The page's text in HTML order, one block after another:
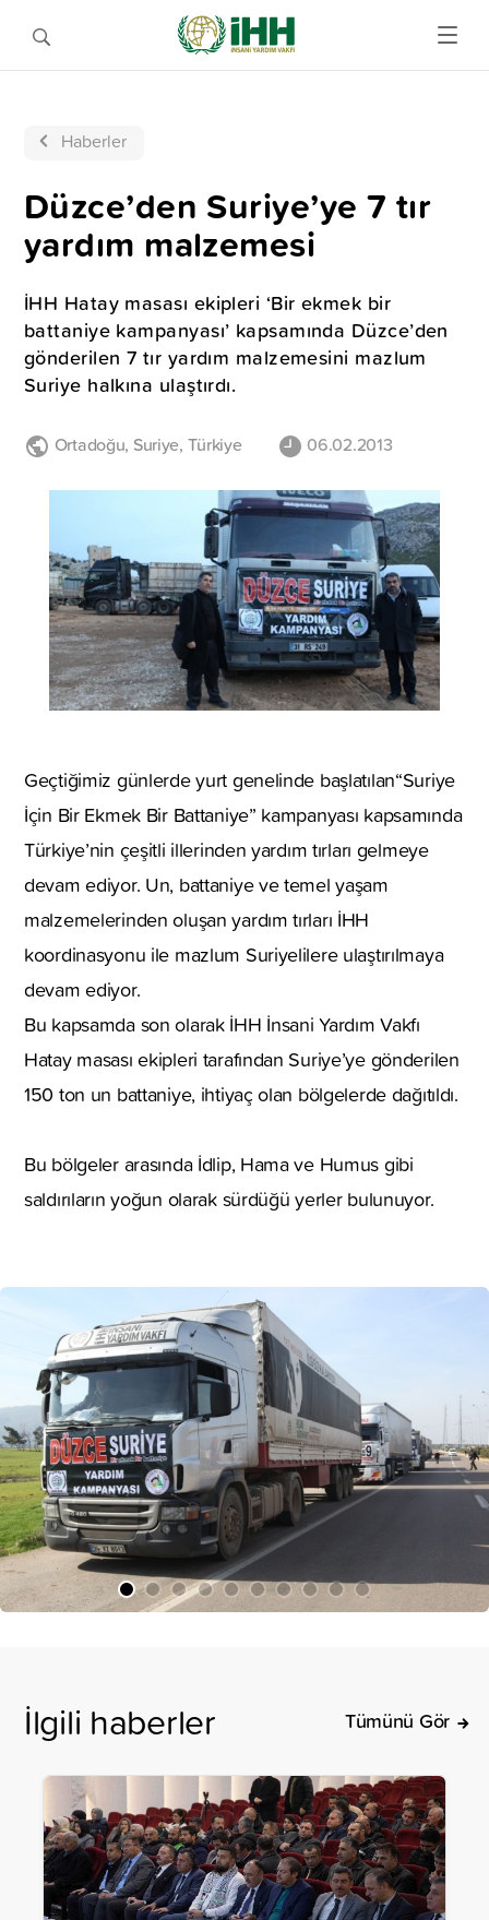
Haberler
Düzce’den Suriye’ye 7 tır
yardım malzemesi
İHH Hatay masası ekipleri ‘Bir ekmek bir
battaniye kampanyası’ kapsamında Düzce’den
gönderilen 7 tır yardım malzemesini mazlum
Suriye halkına ulaştırdı.
Ortadoğu, Suriye, Türkiye 06.02.2013
Geçtiğimiz günlerde yurt genelinde başlatılan“Suriye
İçin Bir Ekmek Bir Battaniye” kampanyası kapsamında
Türkiye’nin çeşitli illerinden yardım tırları gelmeye
devam ediyor. Un, battaniye ve temel yaşam
malzemelerinden oluşan yardım tırları İHH
koordinasyonu ile mazlum Suriyelilere ulaştırılmaya
devam ediyor.
Bu kapsamda son olarak İHH İnsani Yardım Vakfı
Hatay masası ekipleri tarafından Suriye’ye gönderilen
150 ton un battaniye, ihtiyaç olan bölgelerde dağıtıldı.
Bu bölgeler arasında İdlip, Hama ve Humus gibi
saldırıların yoğun olarak sürdüğü yerler bulunuyor.
İlgili haberler Tümünü Gör